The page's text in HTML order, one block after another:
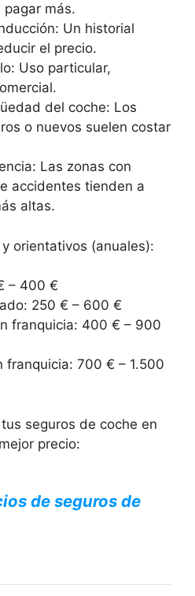
pagar más.
Un historial
el precio.
Uso particular,
del coche: Los
o nuevos suelen costar
Las zonas con
accidentes tienden a
altas.
orientativos (anuales):
– 400 €
250 € – 600 €
franquicia: 400 € – 900
franquicia: 700 € – 1.500
seguros de coche en
precio:
de seguros de